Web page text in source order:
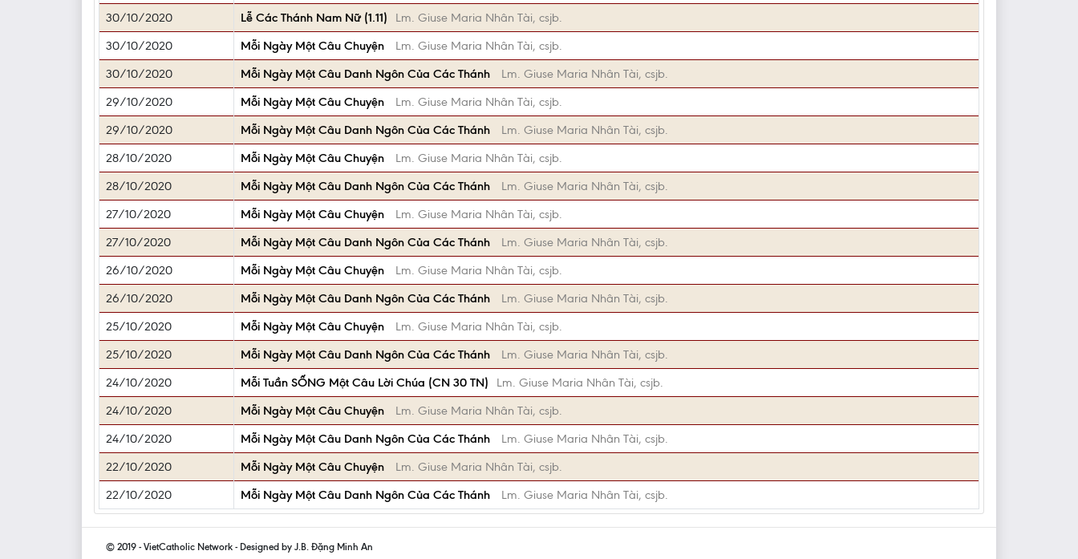
30/10/2020
Lễ Các Thánh Nam Nữ (1.11)
Lm. Giuse Maria Nhân Tài, csjb.
30/10/2020
Mỗi Ngày Một Câu Chuyện
Lm. Giuse Maria Nhân Tài, csjb.
30/10/2020
Mỗi Ngày Một Câu Danh Ngôn Của Các Thánh
Lm. Giuse Maria Nhân Tài, csjb.
29/10/2020
Mỗi Ngày Một Câu Chuyện
Lm. Giuse Maria Nhân Tài, csjb.
29/10/2020
Mỗi Ngày Một Câu Danh Ngôn Của Các Thánh
Lm. Giuse Maria Nhân Tài, csjb.
28/10/2020
Mỗi Ngày Một Câu Chuyện
Lm. Giuse Maria Nhân Tài, csjb.
28/10/2020
Mỗi Ngày Một Câu Danh Ngôn Của Các Thánh
Lm. Giuse Maria Nhân Tài, csjb.
27/10/2020
Mỗi Ngày Một Câu Chuyện
Lm. Giuse Maria Nhân Tài, csjb.
27/10/2020
Mỗi Ngày Một Câu Danh Ngôn Của Các Thánh
Lm. Giuse Maria Nhân Tài, csjb.
26/10/2020
Mỗi Ngày Một Câu Chuyện
Lm. Giuse Maria Nhân Tài, csjb.
26/10/2020
Mỗi Ngày Một Câu Danh Ngôn Của Các Thánh
Lm. Giuse Maria Nhân Tài, csjb.
25/10/2020
Mỗi Ngày Một Câu Chuyện
Lm. Giuse Maria Nhân Tài, csjb.
25/10/2020
Mỗi Ngày Một Câu Danh Ngôn Của Các Thánh
Lm. Giuse Maria Nhân Tài, csjb.
24/10/2020
Mỗi Tuần SỐNG Một Câu Lời Chúa (CN 30 TN)
Lm. Giuse Maria Nhân Tài, csjb.
24/10/2020
Mỗi Ngày Một Câu Chuyện
Lm. Giuse Maria Nhân Tài, csjb.
24/10/2020
Mỗi Ngày Một Câu Danh Ngôn Của Các Thánh
Lm. Giuse Maria Nhân Tài, csjb.
22/10/2020
Mỗi Ngày Một Câu Chuyện
Lm. Giuse Maria Nhân Tài, csjb.
22/10/2020
Mỗi Ngày Một Câu Danh Ngôn Của Các Thánh Lm. Giuse Maria Nhân Tài, csjb.
© 2019 - VietCatholic Network - Designed by J.B. Đặng Minh An